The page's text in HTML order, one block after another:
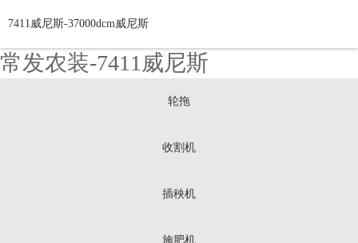
常发农装-7411威尼斯
7411威尼斯-37000dcm威尼斯
轮拖
收割机
插秧机
施肥机